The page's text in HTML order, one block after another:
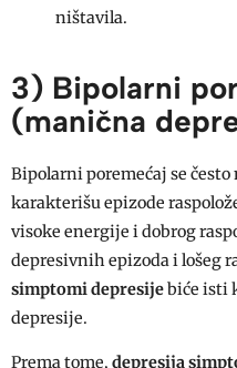
ništavila.
3) Bipolarni
(manična
Bipolarni poremećaj se
karakterišu epizode
visoke energije i dobrog
depresivnih epizoda i lošeg
simptomi depresijebiće isti
depresije.
Prema tome, depresija